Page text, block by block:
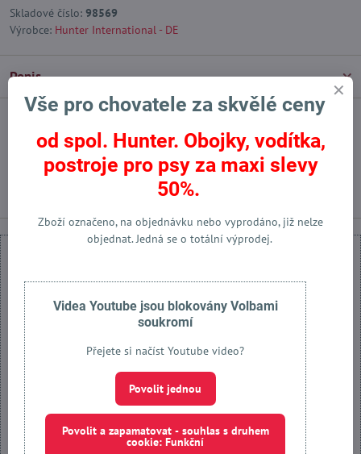
Skladové číslo: 98569
Výrobce: Hunter International - DE
Popis
FacebookTwitter Bluesky PinterestReddit WhatsApp
E-
mail
Předchozí produkt Následující produkt
Externí obsah je blokován Volbami soukromí
Přejete si načíst externí obsah?
Povolit jednou
Povolit a zapamatovat - souhlas s druhem cookie: Funkční
Vše pro chovatele za skvělé ceny
od spol. Hunter. Obojky, vodítka,
postroje pro psy za maxi slevy
50%.
Zboží označeno, na objednávku nebo vyprodáno, již nelze
objednat. Jedná se o totální výprodej.
Videa Youtube jsou blokovány Volbami
soukromí
Přejete si načíst Youtube video?
Povolit jednou
Povolit a zapamatovat - souhlas s druhem
cookie: Funkční